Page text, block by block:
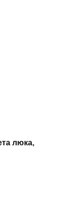
люка,